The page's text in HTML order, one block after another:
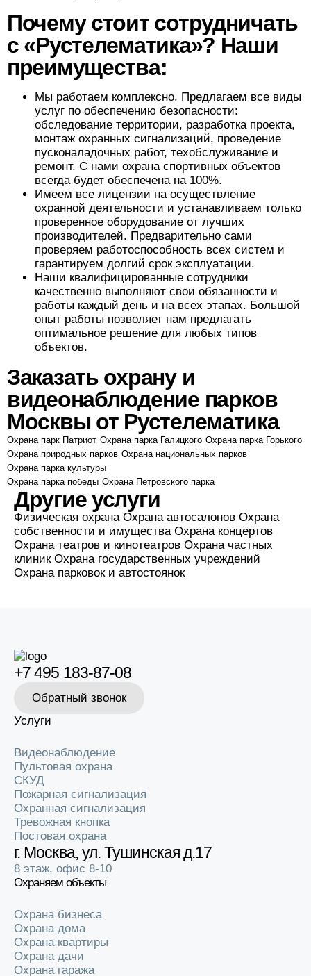
Почему стоит сотрудничать
с «Рустелематика»? Наши
преимущества:
Мы работаем комплексно. Предлагаем все виды
услуг по обеспечению безопасности:
обследование территории, разработка проекта,
монтаж охранных сигнализаций, проведение
пусконаладочных работ, техобслуживание и
ремонт. С нами охрана спортивных объектов
всегда будет обеспечена на 100%.
Имеем все лицензии на осуществление
охранной деятельности и устанавливаем только
проверенное оборудование от лучших
производителей. Предварительно сами
проверяем работоспособность всех систем и
гарантируем долгий срок эксплуатации.
Наши квалифицированные сотрудники
качественно выполняют свои обязанности и
работы каждый день и на всех этапах. Большой
опыт работы позволяет нам предлагать
оптимальное решение для любых типов
объектов.
Заказать охрану и
видеонаблюдение парков
Москвы от Рустелематика
Охрана парк Патриот Охрана парка Галицкого Охрана парка Горького
Охрана природных парков Охрана национальных парков
Охрана парка культуры
Охрана парка победы Охрана Петровского парка
Другие услуги
Физическая охрана Охрана автосалонов Охрана
собственности и имущества Охрана концертов
Охрана театров и кинотеатров Охрана частных
клиник Охрана государственных учреждений
Охрана парковок и автостоянок
+7 495 183-87-08
Обратный звонок
Услуги
Видеонаблюдение
Пультовая охрана
СКУД
Пожарная сигнализация
Охранная сигнализация
Тревожная кнопка
Постовая охрана
г. Москва, ул. Тушинская д.17
8 этаж, офис 8-10
Охраняем объекты
Охрана бизнеса
Охрана дома
Охрана квартиры
Охрана дачи
Охрана гаража